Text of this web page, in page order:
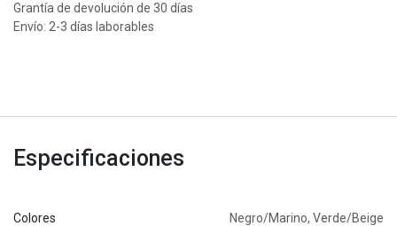
Grantía de devolución de 30 días
Envío: 2-3 días laborables
Especificaciones
Colores Negro/Marino, Verde/Beige